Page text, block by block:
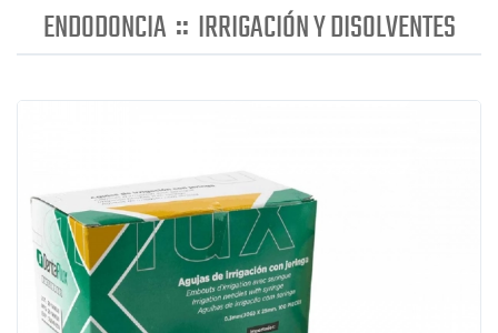
ENDODONCIA :: IRRIGACIÓN Y DISOLVENTES